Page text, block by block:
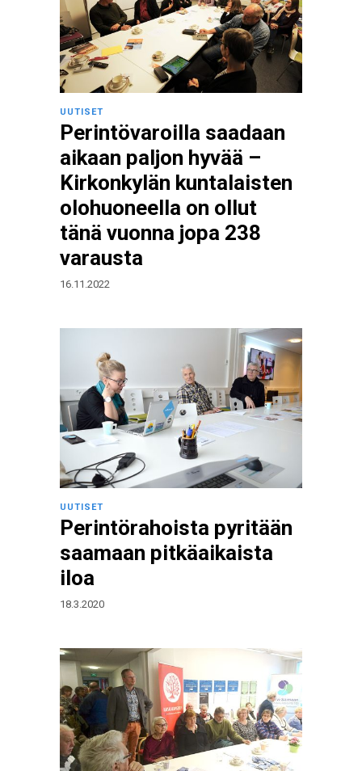
UUTISET
Perintövaroilla saadaan
aikaan paljon hyvää –
Kirkonkylän kuntalaisten
olohuoneella on ollut
tänä vuonna jopa 238
varausta
16.11.2022
UUTISET
Perintörahoista pyritään
saamaan pitkäaikaista
iloa
18.3.2020